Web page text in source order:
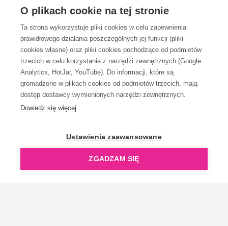
O plikach cookie na tej stronie
Ta strona wykorzystuje pliki cookies w celu zapewnienia
prawidłowego działania poszczególnych jej funkcji (pliki
cookies własne) oraz pliki cookies pochodzące od podmiotów
trzecich w celu korzystania z narzędzi zewnętrznych (Google
Analytics, HotJar, YouTube). Do informacji, które są
gromadzone w plikach cookies od podmiotów trzecich, mają
dostęp dostawcy wymienionych narzędzi zewnętrznych.
Dowiedz się więcej
Ustawienia zaawansowane
ZGADZAM SIĘ
OBSŁUGA KLIENTA
KONTAKT
OpenGift jest częścią ReflectGroup.